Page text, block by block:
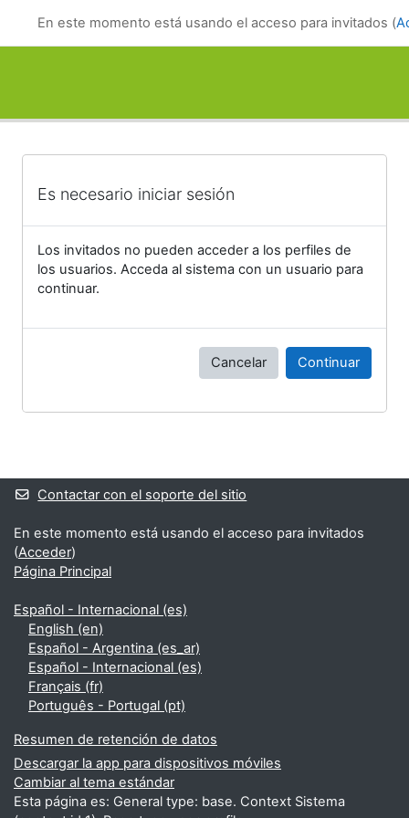
En este momento está usando el acceso para invitados (
Es necesario iniciar sesión
Los invitados no pueden acceder a los perfiles de
los usuarios. Acceda al sistema con un usuario para
continuar.
Cancelar Continuar
Bloques suplementarios
Contactar con el soporte del sitio
En este momento está usando el acceso para invitados
(Acceder)
Página Principal
Español - Internacional ‎(es)‎
English ‎(en)‎
Español - Argentina ‎(es_ar)‎
Español - Internacional ‎(es)‎
Français ‎(fr)‎
Português - Portugal ‎(pt)‎
Resumen de retención de datos
Descargar la app para dispositivos móviles
Cambiar al tema estándar
Esta página es: General type: base. Context Sistema